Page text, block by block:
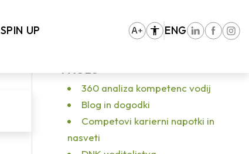
SPIN UP ENG
PAGES
360 analiza kompetenc vodij
Blog in dogodki
Competovi karierni napotki in
nasveti